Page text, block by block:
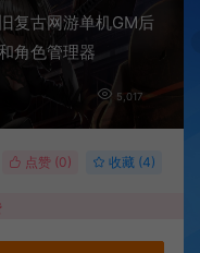
复古网游单机GM后
角色管理器
5,017
点赞 (0) 收藏 (4)